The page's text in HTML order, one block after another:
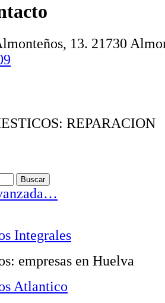
13. 21730
REPARACION
Integrales
empresas en Huelva
Atlantico